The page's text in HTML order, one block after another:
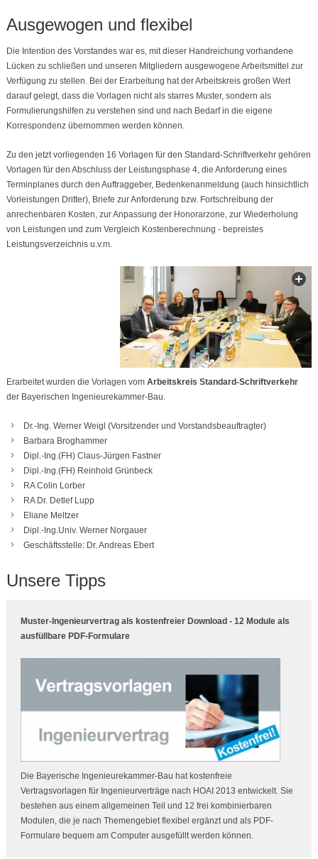
Ausgewogen und flexibel
Die Intention des Vorstandes war es, mit dieser Handreichung vorhandene
Lücken zu schließen und unseren Mitgliedern ausgewogene Arbeitsmittel zur
Verfügung zu stellen. Bei der Erarbeitung hat der Arbeitskreis großen Wert
darauf gelegt, dass die Vorlagen nicht als starres Muster, sondern als
Formulierungshilfen zu verstehen sind und nach Bedarf in die eigene
Korrespondenz übernommen werden können.
Zu den jetzt vorliegenden 16 Vorlagen für den Standard-Schriftverkehr gehören
Vorlagen für den Abschluss der Leistungsphase 4, die Anforderung eines
Terminplanes durch den Auftraggeber, Bedenkenanmeldung (auch hinsichtlich
Vorleistungen Dritter), Briefe zur Anforderung bzw. Fortschreibung der
anrechenbaren Kosten, zur Anpassung der Honorarzone, zur Wiederholung
von Leistungen und zum Vergleich Kostenberechnung - bepreistes
Leistungsverzeichnis u.v.m.
Erarbeitet wurden die Vorlagen vomArbeitskreis Standard-Schriftverkehr
der Bayerischen Ingenieurekammer-Bau.
Dr.-Ing. Werner Weigl (Vorsitzender und Vorstandsbeauftragter)
Barbara Broghammer
Dipl.-Ing.(FH) Claus-Jürgen Fastner
Dipl.-Ing.(FH) Reinhold Grünbeck
RA Colin Lorber
RA Dr. Detlef Lupp
Eliane Meltzer
Dipl.-Ing.Univ. Werner Norgauer
Geschäftsstelle: Dr. Andreas Ebert
Unsere Tipps
Muster-Ingenieurvertrag als kostenfreier Download - 12 Module als
ausfüllbare PDF-Formulare
Die Bayerische Ingenieurekammer-Bau hat kostenfreie
Vertragsvorlagen für Ingenieurverträge nach HOAI 2013 entwickelt. Sie
bestehen aus einem allgemeinen Teil und 12 frei kombinierbaren
Modulen, die je nach Themengebiet flexibel ergänzt und als PDF-
Formulare bequem am Computer ausgefüllt werden können.